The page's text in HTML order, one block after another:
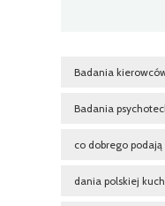
Badania
Badania
co dobrego
dania polskiej